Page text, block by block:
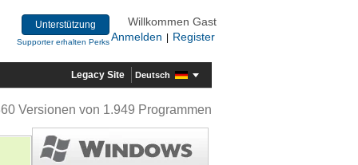
Unterstützung
Supporter erhalten Perks
Willkommen Gast
Anmelden
Register
Legacy Site Deutsch
Versionen von 1.949 Programmen